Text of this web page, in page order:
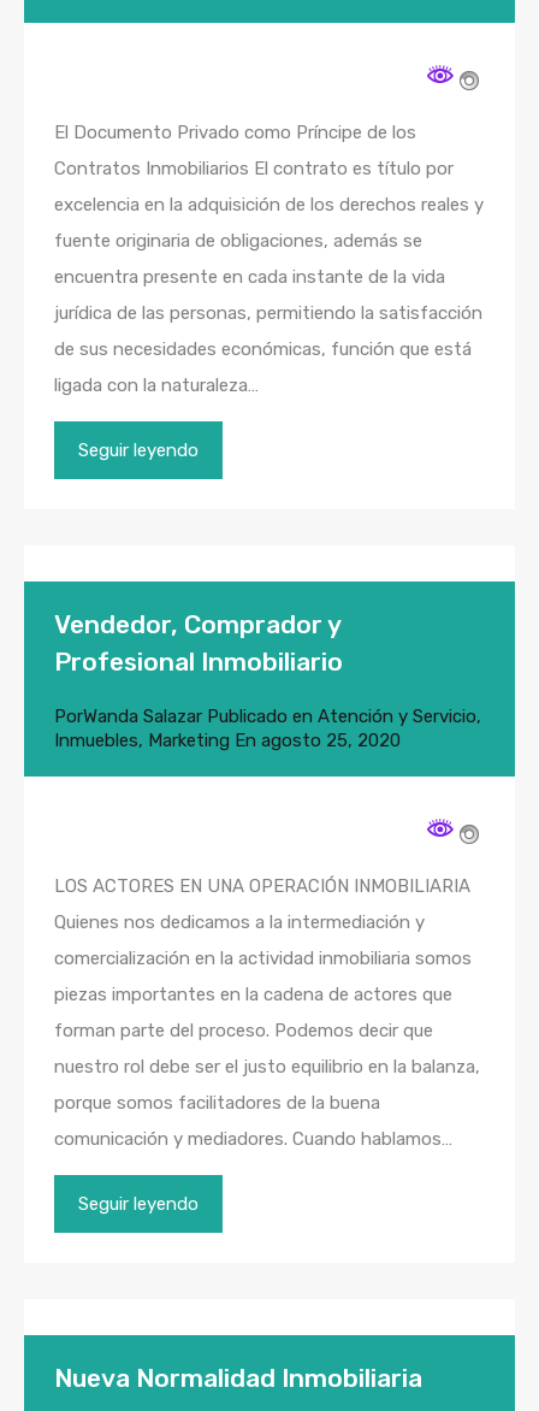
El Documento Privado como Príncipe de los
Contratos Inmobiliarios El contrato es título por
excelencia en la adquisición de los derechos reales y
fuente originaria de obligaciones, además se
encuentra presente en cada instante de la vida
jurídica de las personas, permitiendo la satisfacción
de sus necesidades económicas, función que está
ligada con la naturaleza…
Seguir leyendo
Vendedor, Comprador y
Profesional Inmobiliario
PorWanda Salazar Publicado en Atención y Servicio,
Inmuebles, Marketing En agosto 25, 2020
LOS ACTORES EN UNA OPERACIÓN INMOBILIARIA
Quienes nos dedicamos a la intermediación y
comercialización en la actividad inmobiliaria somos
piezas importantes en la cadena de actores que
forman parte del proceso. Podemos decir que
nuestro rol debe ser el justo equilibrio en la balanza,
porque somos facilitadores de la buena
comunicación y mediadores. Cuando hablamos…
Seguir leyendo
Nueva Normalidad Inmobiliaria